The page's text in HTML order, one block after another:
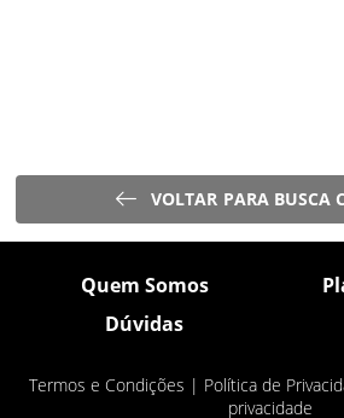
VOLTAR PARA BUSCA
Quem Somos
Dúvidas
Termos e Condições | Política de
privacidade